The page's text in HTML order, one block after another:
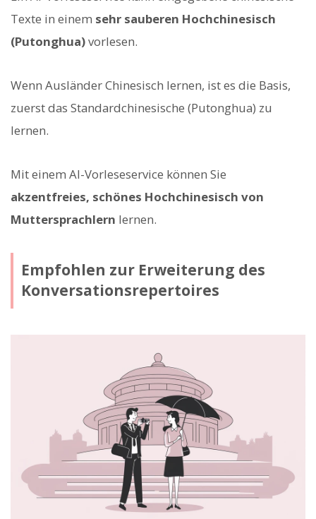
Texte in einem sehr sauberen Hochchinesisch
(Putonghua)vorlesen.
Wenn Ausländer Chinesisch lernen, ist es die Basis,
zuerst das Standardchinesische (Putonghua) zu
lernen.
Mit einem AI-Vorleseservice können Sie
akzentfreies, schönes Hochchinesisch von
Muttersprachlern lernen.
Empfohlen zur Erweiterung des
Konversationsrepertoires